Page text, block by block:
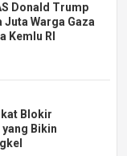
Donald Trump
Juta Warga Gaza
Kemlu RI
Blokir
Bikin